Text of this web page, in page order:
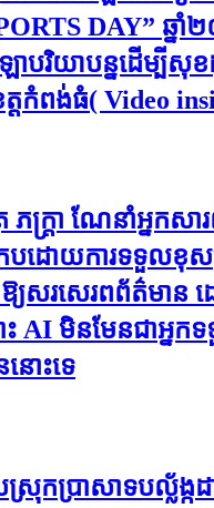
DAY” ឆ្នាំ
ាបរិយាបន្នដើម្បីសុខ
ត្តកំពង់ធំ( Video
ភក្ត្រា ណែនាំអ្នកសា
បដោយការទទួលខុស
ឱ្យសរសេរពព័ត៌មាន
ោះ AI មិនមែនជាអ្ន
នោះទេ
កប្រាសាទបល្ល័ង្កដ